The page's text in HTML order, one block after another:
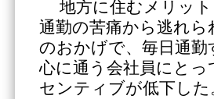
地方に住むメリッ
通勤の苦痛から逃れ
のおかげで、毎日通
心に通う会社員にと
センティブが低下した